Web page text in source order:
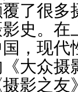
了很
史。
，现
大众
摄影之